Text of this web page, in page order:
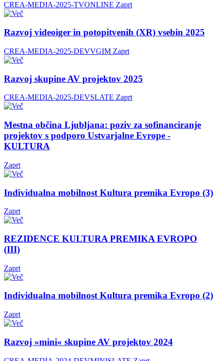
CREA-MEDIA-2025-TVONLINE Zaprt
Razvoj videoiger in potopitvenih (XR) vsebin 2025
CREA-MEDIA-2025-DEVVGIM Zaprt
Razvoj skupine AV projektov 2025
CREA-MEDIA-2025-DEVSLATE Zaprt
Mestna občina Ljubljana: poziv za sofinanciranje
projektov s podporo Ustvarjalne Evrope -
KULTURA
Zaprt
Individualna mobilnost Kultura premika Evropo (3)
Zaprt
REZIDENCE KULTURA PREMIKA EVROPO
(III)
Zaprt
Individualna mobilnost Kultura premika Evropo (2)
Zaprt
Razvoj »mini« skupine AV projektov 2024